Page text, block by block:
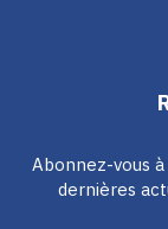
Abonnez-vous
dernières